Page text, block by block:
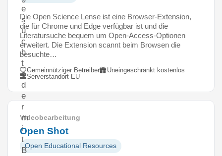
e
s
u
c
h
t
o
d
e
r
m
i
t
B
Die Open Science Lense ist eine Browser-Extension,
die für Chrome und Edge verfügbar ist und die
Literatursuche bequem um Open-Access-Optionen
erweitert. Die Extension scannt beim Browsen die
besuchte…
Gemeinnütziger Betreiber
Uneingeschränkt kostenlos
Serverstandort EU
Videobearbeitung
Open Shot
Open Educational Resources